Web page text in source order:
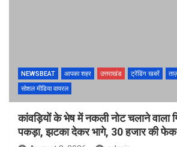
NEWSBEAT आपका शहर उत्तराखंड ट्रेंडिंग खबरें
सोशल मीडिया वायरल
कांवड़ियों के भेष में नकली नोट चलाने वाला
पकड़ा, झटका देकर भागे, 30 हजार की फेक